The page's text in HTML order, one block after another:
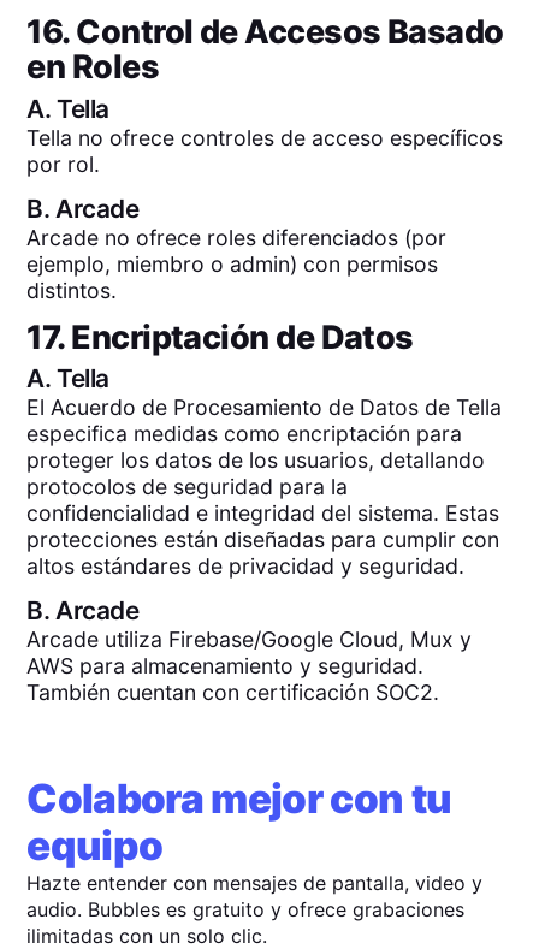
16. Control de Accesos Basado
en Roles
A.Tella
Tella no ofrece controles de acceso específicos
por rol.
B.Arcade
Arcade no ofrece roles diferenciados (por
ejemplo, miembro o admin) con permisos
distintos.
17. Encriptación de Datos
A.Tella
El Acuerdo de Procesamiento de Datos de Tella
especifica medidas como encriptación para
proteger los datos de los usuarios, detallando
protocolos de seguridad para la
confidencialidad e integridad del sistema. Estas
protecciones están diseñadas para cumplir con
altos estándares de privacidad y seguridad.
B.Arcade
Arcade utiliza Firebase/Google Cloud, Mux y
AWS para almacenamiento y seguridad.
También cuentan con certificación SOC2.
Colabora mejor con tu
equipo
Hazte entender con mensajes de pantalla, video y
audio. Bubbles es gratuito y ofrece grabaciones
ilimitadas con un solo clic.